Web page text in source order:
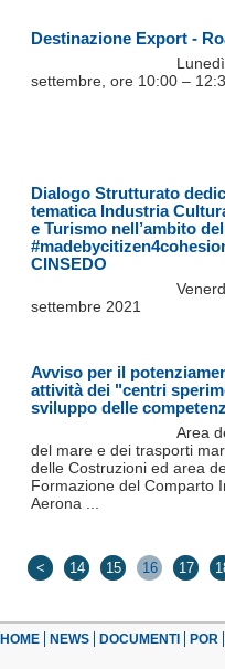
Destinazione Export -
settembre, ore 10:00 –
Dialogo Strutturato
tematica Industria
e Turismo nell’ambito
CINSEDO
settembre 2021
Avviso per il
attività dei "centri
sviluppo delle
Area
del mare e dei trasporti
delle Costruzioni ed area
Formazione del Comparto
Aerona ...
< 14 15 16 17
HOME NEWS DOCUMENTI POR